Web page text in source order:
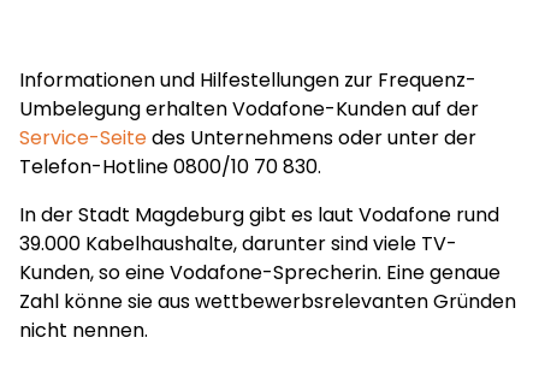
Informationen und Hilfestellungen zur Frequenz-
Umbelegung erhalten Vodafone-Kunden auf der
Service-Seitedes Unternehmens oder unter der
Telefon-Hotline 0800/10 70 830.
In der Stadt Magdeburg gibt es laut Vodafone rund
39.000 Kabelhaushalte, darunter sind viele TV-
Kunden, so eine Vodafone-Sprecherin. Eine genaue
Zahl könne sie aus wettbewerbsrelevanten Gründen
nicht nennen.